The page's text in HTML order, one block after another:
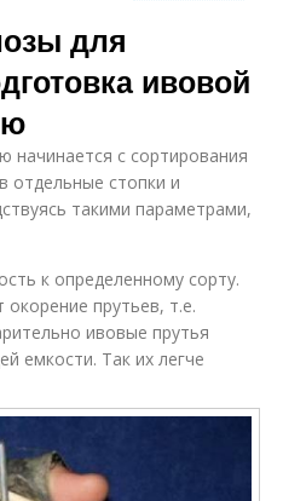
Пруты для плетения
Материал для
плетения
Плетение из
неочищенной лозы
для
ивовой
начинается с сортирования
отдельные стопки и
такими параметрами,
к определенному сорту.
прутьев, т.е.
ивовые прутья
емкости. Так их легче